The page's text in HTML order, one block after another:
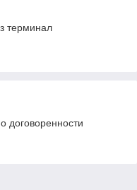
терминал
договоренности